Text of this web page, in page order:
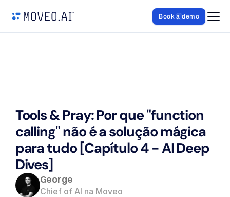
Book a demo
Tools & Pray: Por que "function
calling" não é a solução mágica
para tudo [Capítulo 4 - AI Deep
Dives]
George
Chief of AI na Moveo